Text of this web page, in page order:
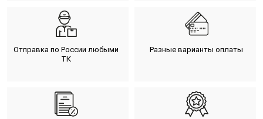
Отправка по России любыми
ТК
Разные варианты оплаты